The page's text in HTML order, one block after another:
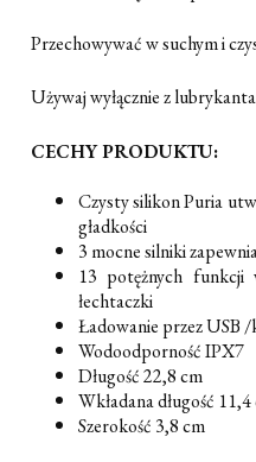
Przechowywać w suchym i
Używaj wyłącznie z
CECHY PRODUKTU:
Czysty silikon Puria
gładkości
3 mocne silniki
13 potężnych funkcji
łechtaczki
Ładowanie przez USB
Wodoodporność IPX7
Długość 22,8 cm
Wkładana długość
Szerokość 3,8 cm